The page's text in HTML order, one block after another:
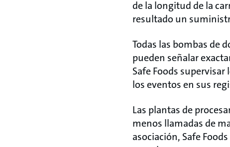
de la longitud de la
resultado un
Todas las bombas de
pueden señalar
Safe Foods
los eventos en sus
Las plantas de
menos llamadas de
asociación, Safe